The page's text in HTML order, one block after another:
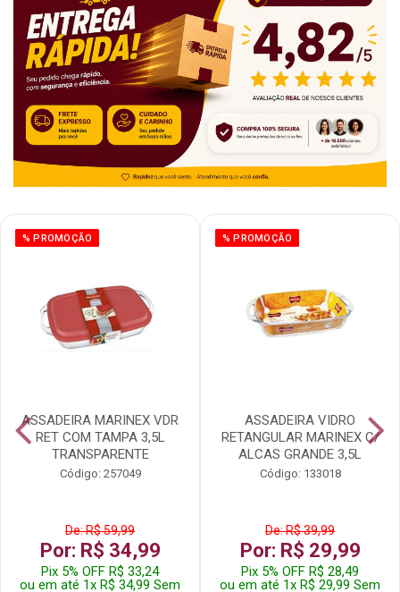
% PROMOÇÃO
ASSADEIRA MARINEX VDR
RET COM TAMPA 3,5L
TRANSPARENTE
Código: 257049
De: R$ 59,99
Por: R$ 34,99
Pix 5% OFF R$ 33,24
ou em até 1x R$ 34,99 Sem
% PROMOÇÃO
ASSADEIRA VIDRO
RETANGULAR MARINEX C/
ALCAS GRANDE 3,5L
Código: 133018
De: R$ 39,99
Por: R$ 29,99
Pix 5% OFF R$ 28,49
ou em até 1x R$ 29,99 Sem